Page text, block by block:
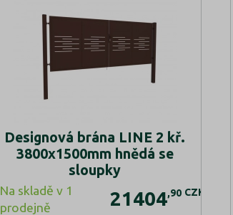
Designová brána LINE 2 kř.
3800x1500mm hnědá se
sloupky
Na skladě v 1
prodejně
21404,90 CZK